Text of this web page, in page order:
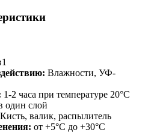
Влажности, УФ-
1-2 часа при температуре 20°C
один слой
Кисть, валик, распылитель
от +5°C до +30°C